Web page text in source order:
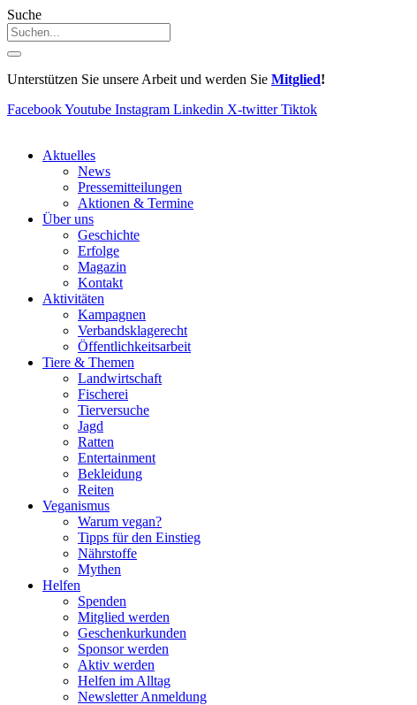
Suche
Unterstützen Sie unsere Arbeit und werden Sie Mitglied!
FacebookYoutube Instagram Linkedin X-twitter Tiktok
Aktuelles
News
Pressemitteilungen
Aktionen & Termine
Über uns
Geschichte
Erfolge
Magazin
Kontakt
Aktivitäten
Kampagnen
Verbandsklagerecht
Öffentlichkeitsarbeit
Tiere & Themen
Landwirtschaft
Fischerei
Tierversuche
Jagd
Ratten
Entertainment
Bekleidung
Reiten
Veganismus
Warum vegan?
Tipps für den Einstieg
Nährstoffe
Mythen
Helfen
Spenden
Mitglied werden
Geschenkurkunden
Sponsor werden
Aktiv werden
Helfen im Alltag
Newsletter Anmeldung